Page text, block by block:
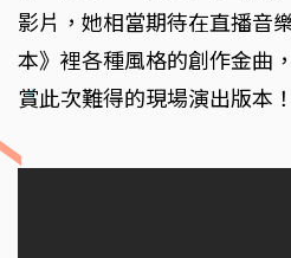
影片，她相當期待在直播音
本》裡各種風格的創作金曲
賞此次難得的現場演出版本！